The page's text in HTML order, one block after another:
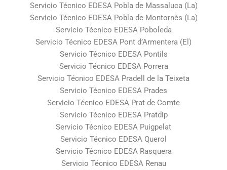
Servicio Técnico EDESA Pobla de Massaluca (La)
Servicio Técnico EDESA Pobla de Montornès (La)
Servicio Técnico EDESA Poboleda
Servicio Técnico EDESA Pont d’Armentera (El)
Servicio Técnico EDESA Pontils
Servicio Técnico EDESA Porrera
Servicio Técnico EDESA Pradell de la Teixeta
Servicio Técnico EDESA Prades
Servicio Técnico EDESA Prat de Comte
Servicio Técnico EDESA Pratdip
Servicio Técnico EDESA Puigpelat
Servicio Técnico EDESA Querol
Servicio Técnico EDESA Rasquera
Servicio Técnico EDESA Renau